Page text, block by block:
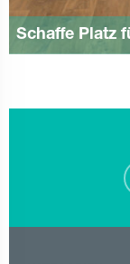
Schaffe Platz